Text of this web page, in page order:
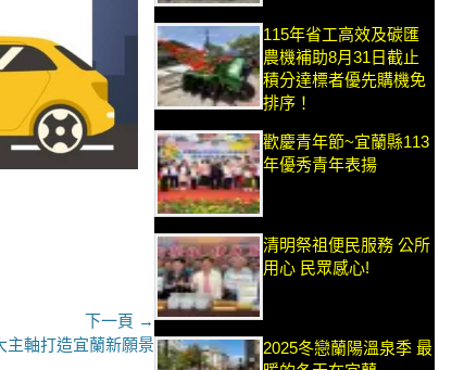
下一頁 →
軸打造宜蘭新願景
115年省工高效及碳匯
農機補助8月31日截止
積分達標者優先購機免
排序！
歡慶青年節~宜蘭縣113
年優秀青年表揚
清明祭祖便民服務 公所
用心 民眾感心!
2025冬戀蘭陽溫泉季 最